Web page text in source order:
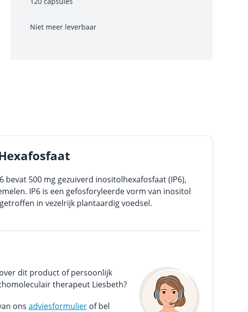
Niet meer leverbaar
bevat 500 mg gezuiverd inositolhexafosfaat (IP6),
IP6 is een gefosforyleerde vorm van inositol
in vezelrijk plantaardig voedsel.
dit product of persoonlijk
therapeut Liesbeth?
ons adviesformulier of bel